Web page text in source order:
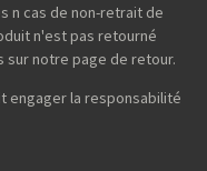
n cas de non-retrait de
n'est pas retourné
sur notre page de retour.
engager la responsabilité